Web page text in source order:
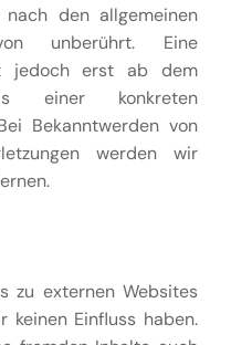
den allgemeinen
unberührt. Eine
jedoch erst ab dem
einer konkreten
Bekanntwerden von
werden wir
zu externen Websites
Einfluss haben.